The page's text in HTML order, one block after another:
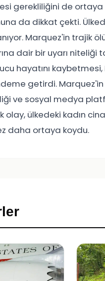
gerekliliğini de ortaya
da dikkat çekti.
Marquez'in trajik
dair bir uyarı niteliği
hayatını
getirdi.
ve sosyal medya
olay, ülkedeki kadın
daha ortaya koydu.